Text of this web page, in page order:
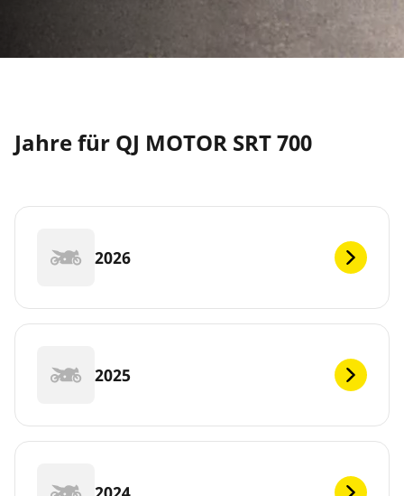
Jahre für QJ MOTOR SRT 700
2026
2025